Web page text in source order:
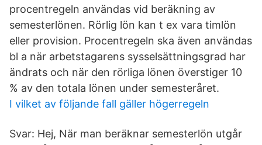
procentregeln användas vid beräkning av
semesterlönen. Rörlig lön kan t ex vara timlön
eller provision. Procentregeln ska även användas
bl a när arbetstagarens sysselsättningsgrad har
ändrats och när den rörliga lönen överstiger 10
% av den totala lönen under semesteråret.
I vilket av följande fall gäller högerregeln
Svar: Hej, När man beräknar semesterlön utgår